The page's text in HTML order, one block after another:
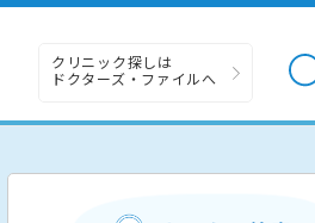
クリニック探しは
ドクターズ・ファイルへ